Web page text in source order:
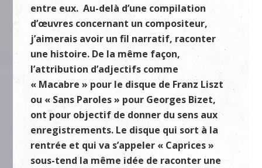
entre eux. Au-delà d’une compilation
d’œuvres concernant un compositeur,
j’aimerais avoir un fil narratif, raconter
une histoire. De la même façon,
l’attribution d’adjectifs comme
« Macabre » pour le disque de Franz Liszt
ou « Sans Paroles » pour Georges Bizet,
ont pour objectif de donner du sens aux
enregistrements. Le disque qui sort à la
rentrée et qui va s’appeler « Caprices »
sous-tend la même idée de raconter une